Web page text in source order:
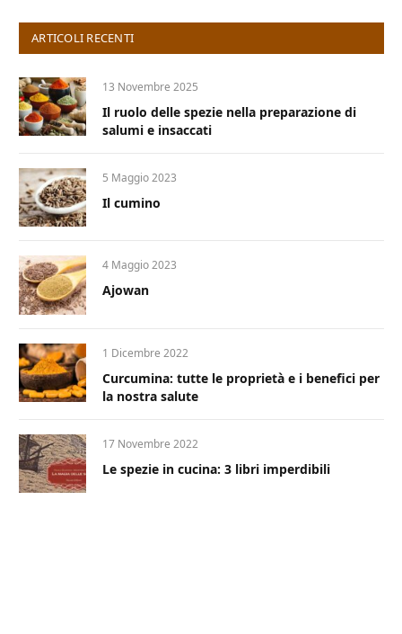
ARTICOLI RECENTI
13 Novembre 2025
Il ruolo delle spezie nella preparazione di
salumi e insaccati
5 Maggio 2023
Il cumino
4 Maggio 2023
Ajowan
1 Dicembre 2022
Curcumina: tutte le proprietà e i benefici per
la nostra salute
17 Novembre 2022
Le spezie in cucina: 3 libri imperdibili